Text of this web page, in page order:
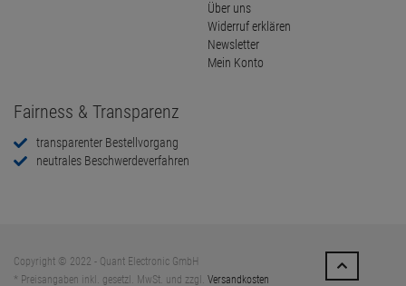
Über uns
Widerruf erklären
Newsletter
Mein Konto
Fairness & Transparenz
transparenter Bestellvorgang
neutrales Beschwerdeverfahren
Copyright © 2022 - Quant Electronic GmbH
* Preisangaben inkl. gesetzl. MwSt. und zzgl. Versandkosten